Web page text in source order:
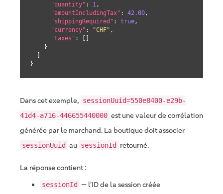
"quantity" : 1,
"amountIncludingTax" : 42.00,
"shippingRequired" : true,
"currency" : "CHF" ,
"taxes" : []
}
Dans cet exemple, sessionUuid=550e8400-e29b-
41d4-a716-446655440000 est une valeur de corrélation
générée par le marchand. La boutique doit associer
sessionUuid au sessionId retourné.
La réponse contient :
sessionId — l’ID de la session créée